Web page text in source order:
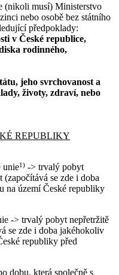
(nikoli musí) Ministerstvo
nebo osobě bez státního
předpoklady:
v České republice,
rodinného,
jeho svrchovanost a
životy, zdraví, nebo
REPUBLIKY
unie1) -> trvalý pobyt
(započítává se zde i doba
na území České republiky
-> trvalý pobyt nepřetržitě
se zde i doba jakéhokoliv
republiky před
dobu, která společně s